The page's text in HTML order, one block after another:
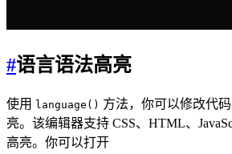
#语言语法高亮
使用 language() 方法，你可以修改代
亮。该编辑器支持 CSS、HTML、
高亮。你可以打开